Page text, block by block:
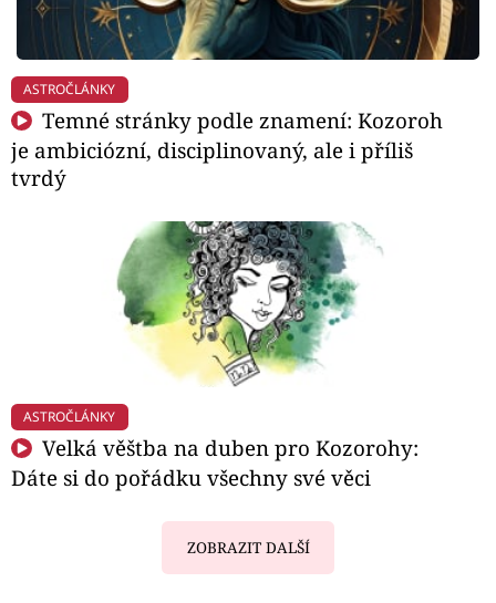
ASTROČLÁNKY
Temné stránky podle znamení: Kozoroh
je ambiciózní, disciplinovaný, ale i příliš
tvrdý
ASTROČLÁNKY
Velká věštba na duben pro Kozorohy:
Dáte si do pořádku všechny své věci
ZOBRAZIT DALŠÍ